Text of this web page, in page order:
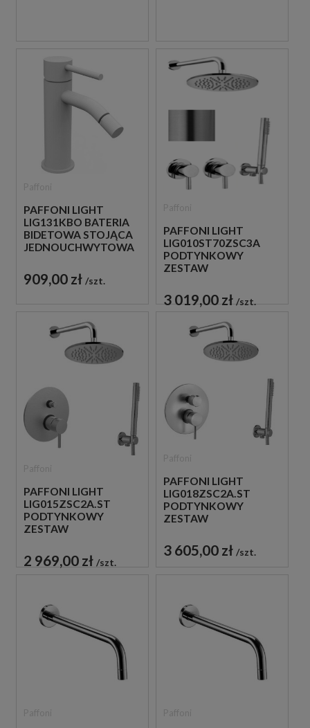
PAFFONI LIGHT
LIG131KBO BATERIA
BIDETOWA STOJĄCA
JEDNOUCHWYTOWA
909,00 zł szt.
PAFFONI LIGHT
LIG010ST70ZSC3A
PODTYNKOWY
ZESTAW
SZCZOTKOWANA
3 019,00 zł szt.
PAFFONI LIGHT
LIG015ZSC2A.ST
PODTYNKOWY
ZESTAW
SZCZOTKOWANA
2 969,00 zł szt.
PAFFONI LIGHT
LIG018ZSC2A.ST
PODTYNKOWY
ZESTAW
SZCZOTKOWANA
3 605,00 zł szt.